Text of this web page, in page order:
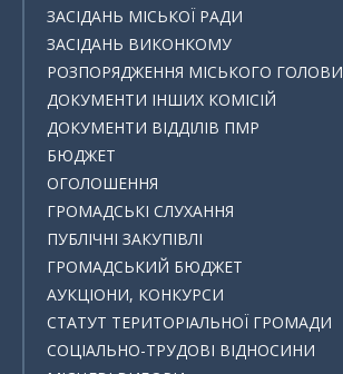
ЗАСІДАНЬ МІСЬКОЇ РАДИ
ЗАСІДАНЬ ВИКОНКОМУ
РОЗПОРЯДЖЕННЯ МІСЬКОГО ГОЛОВИ
ДОКУМЕНТИ ІНШИХ КОМІСІЙ
ДОКУМЕНТИ ВІДДІЛІВ ПМР
БЮДЖЕТ
ОГОЛОШЕННЯ
ГРОМАДСЬКІ СЛУХАННЯ
ПУБЛІЧНІ ЗАКУПІВЛІ
ГРОМАДСЬКИЙ БЮДЖЕТ
АУКЦІОНИ, КОНКУРСИ
СТАТУТ ТЕРИТОРІАЛЬНОЇ ГРОМАДИ
СОЦІАЛЬНО-ТРУДОВІ ВІДНОСИНИ